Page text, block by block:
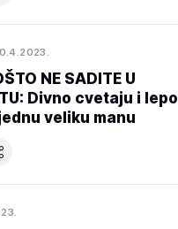
NE SADITE U
Divno cvetaju i lepo
veliku manu